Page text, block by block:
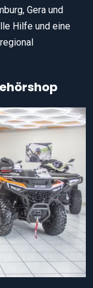
Gera und
Hilfe und eine